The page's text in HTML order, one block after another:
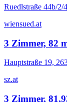
Ruedlstraße 44b/2/
wiensued.at
3 Zimmer, 82
Hauptstraße 19,
sz.at
3 Zimmer,